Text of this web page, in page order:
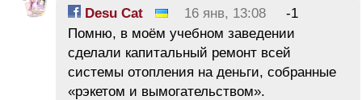
Desu Cat 16 янв, 13:08
-1
Помню, в моём учебном заведении
сделали капитальный ремонт всей
системы отопления на деньги, собранные
«рэкетом и вымогательством».